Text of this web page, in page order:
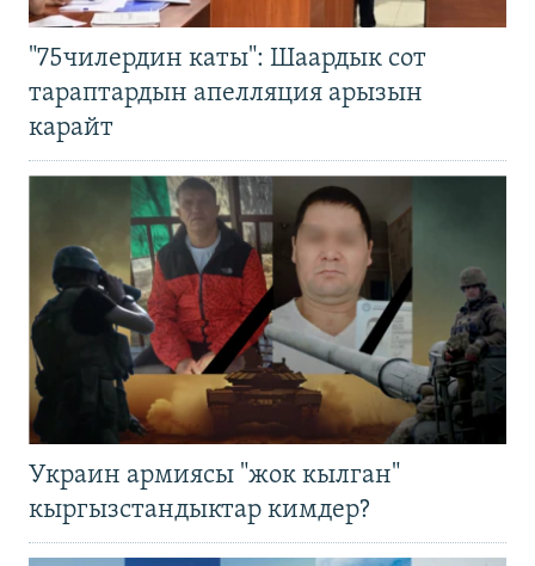
"75чилердин каты": Шаардык сот
тараптардын апелляция арызын
карайт
Украин армиясы "жок кылган"
кыргызстандыктар кимдер?